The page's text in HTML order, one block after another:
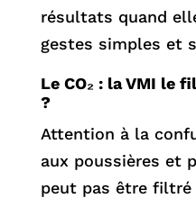
résultats quand
gestes simples et
Le CO₂ : la VMI
?
Attention à la
aux poussières et
peut pas être filtré